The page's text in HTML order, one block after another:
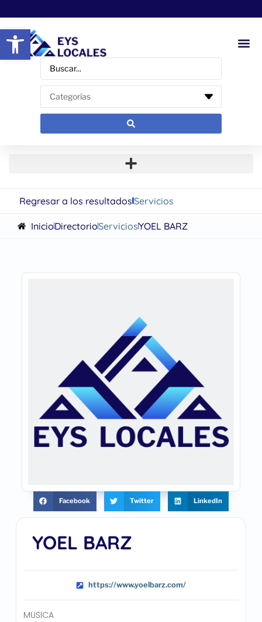
Abrir barra de herramientas
Regresar a los resultadosServicios
InicioDirectorioServiciosYOEL BARZ
YOEL BARZ
https://www.yoelbarz.com/
MUSICA
Facebook Twitter LinkedIn